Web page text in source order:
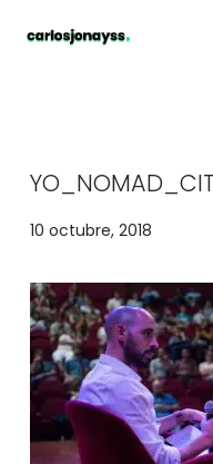
10 octubre, 2018